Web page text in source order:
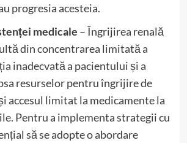
progresia acesteia.
medicale – Îngrijirea renală
din concentrarea limitată a
inadecvată a pacientului și a
resurselor pentru îngrijire de
accesul limitat la medicamente la
Pentru a implementa strategii cu
să se adopte o abordare